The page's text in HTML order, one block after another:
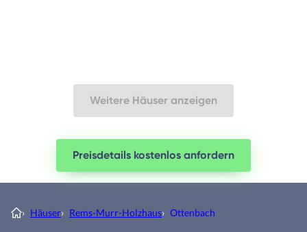
Weitere Häuser anzeigen
Preisdetails kostenlos anfordern
› Häuser› Rems-Murr-Holzhaus› Ottenbach